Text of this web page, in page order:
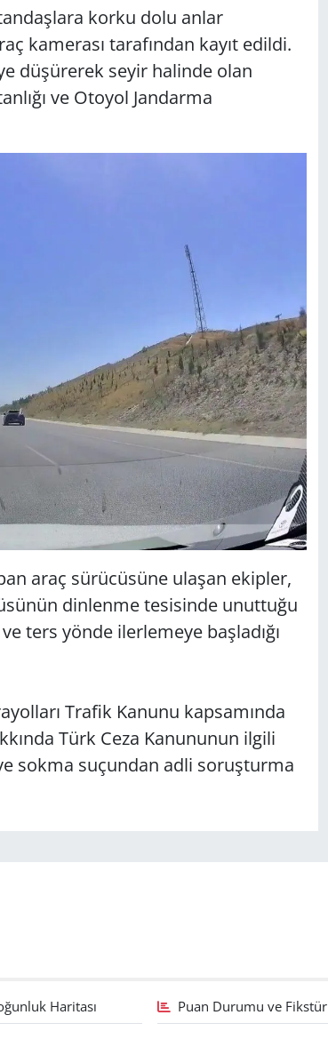
korku dolu anlar
kamerası tarafından kayıt edildi.
düşürerek seyir halinde olan
ve Otoyol Jandarma
araç sürücüsüne ulaşan ekipler,
dinlenme tesisinde unuttuğu
ters yönde ilerlemeye başladığı
Trafik Kanunu kapsamında
Türk Ceza Kanununun ilgili
sokma suçundan adli soruşturma
Haritası Puan Durumu ve Fikstür